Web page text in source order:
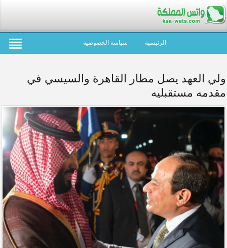
الرئيسية سياسة الخصوصية
ولي العهد يصل مطار القاهرة والسيسي في
مقدمه مستقبليه